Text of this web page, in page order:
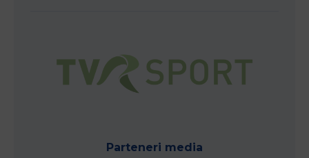
Parteneri media